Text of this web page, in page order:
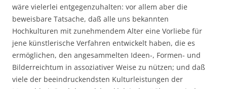
wäre vielerlei entgegenzuhalten: vor allem aber die
beweisbare Tatsache, daß alle uns bekannten
Hochkulturen mit zunehmendem Alter eine Vorliebe für
jene künstlerische Verfahren entwickelt haben, die es
ermöglichen, den angesammelten Ideen-, Formen- und
Bilderreichtum in assoziativer Weise zu nützen; und daß
viele der beeindruckendsten Kulturleistungen der